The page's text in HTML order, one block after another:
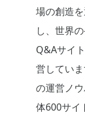
場の創造
し、世界
Q&Aサイ
営していま
の運営ノ
体600サイ